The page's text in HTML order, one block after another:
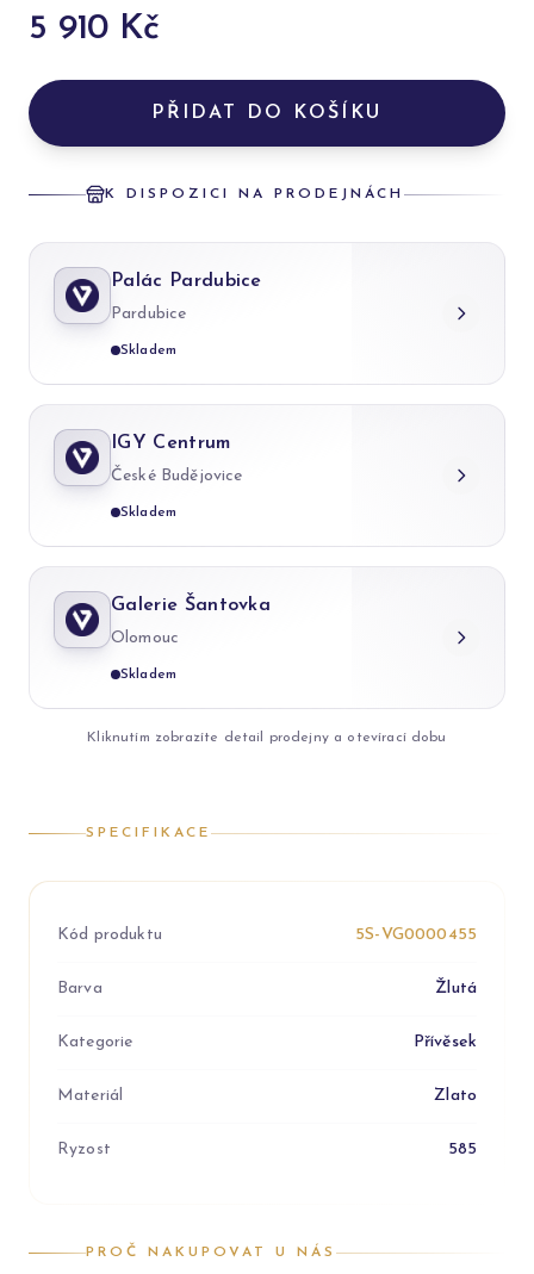
5 910 Kč
PŘIDAT DO KOŠÍKU
K DISPOZICI NA PRODEJNÁCH
Palác Pardubice
Pardubice
Skladem
IGY Centrum
České Budějovice
Skladem
Galerie Šantovka
Olomouc
Skladem
Kliknutím zobrazíte detail prodejny a otevírací dobu
SPECIFIKACE
Kód produktu 5S-VG0000455
Barva Žlutá
Kategorie Přívěsek
Materiál Zlato
Ryzost 585
PROČ NAKUPOVAT U NÁS